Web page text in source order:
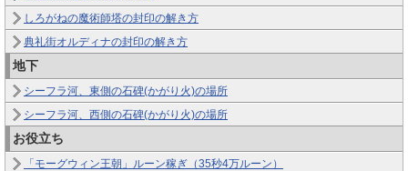
しろがねの魔術師塔の封印の解き方
典礼街オルディナの封印の解き方
地下
シーフラ河、東側の石碑(かがり火)の場所
シーフラ河、西側の石碑(かがり火)の場所
お役立ち
「モーグウィン王朝」ルーン稼ぎ（35秒4万ルーン）